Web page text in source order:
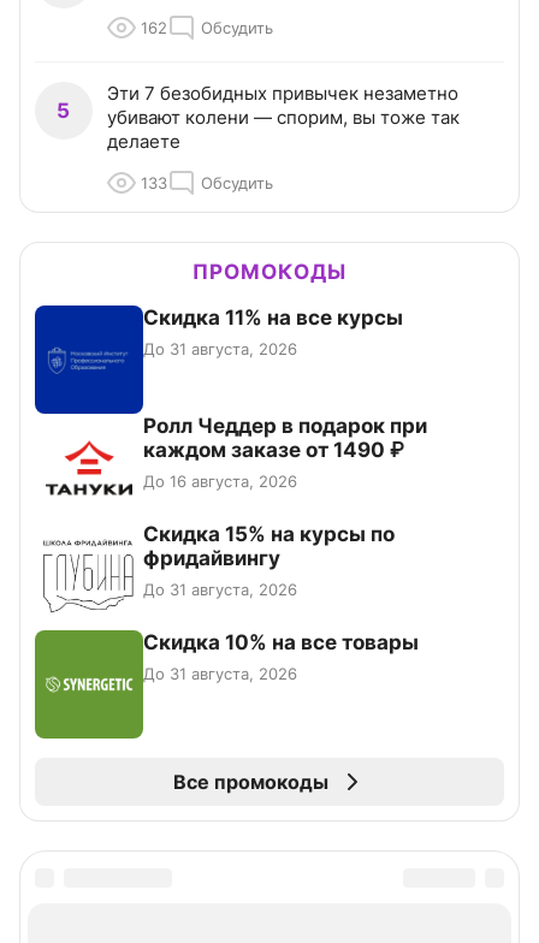
162 Обсудить
5
Эти 7 безобидных привычек незаметно
убивают колени — спорим, вы тоже так
делаете
133 Обсудить
ПРОМОКОДЫ
Скидка 11% на все курсы
До 31 августа, 2026
Ролл Чеддер в подарок при
каждом заказе от 1490 ₽
До 16 августа, 2026
Скидка 15% на курсы по
фридайвингу
До 31 августа, 2026
Скидка 10% на все товары
До 31 августа, 2026
Все промокоды